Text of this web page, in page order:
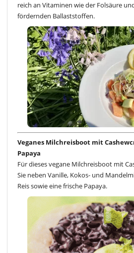
reich an Vitaminen wie der Folsäure
fördernden Ballaststoffen.
Veganes Milchreisboot mit
Papaya
Für dieses vegane Milchreisboot mit
Sie neben Vanille, Kokos- und
Reis sowie eine frische Papaya.